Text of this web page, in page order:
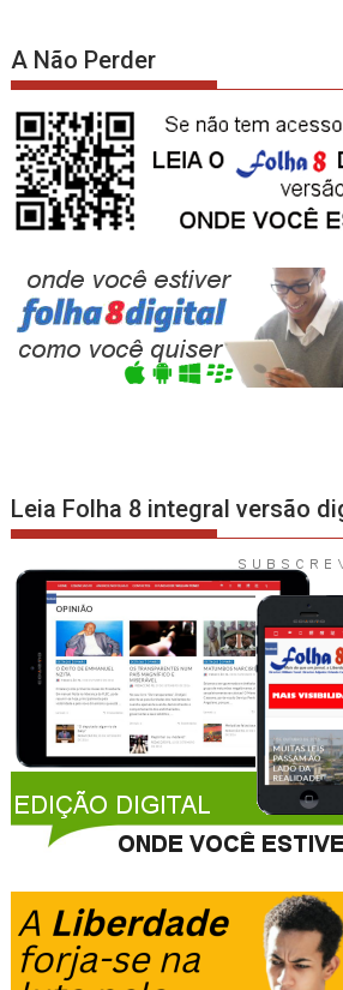
A Não Perder
Leia Folha 8 integral versão